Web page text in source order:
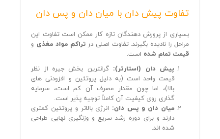
تفاوت پیش دان با میان دان و پس دان
بسیاری از پرورش‌ دهندگان تازه کار ممکن است تفاوت این
مراحل را نادیده بگیرند. تفاوت اصلی در تراکم مواد مغذی و
قیمت تمام شده است.
پیش دان (استارتر): گرانترین بخش جیره از نظر
قیمت واحد است (به دلیل پروتئین و افزودنی‌ های
بالا)، اما چون مقدار مصرف آن کم است، سرمایه‌
گذاری روی کیفیت آن کاملاً توجیه‌ پذیر است.
میان دان و پس دان: انرژی بالاتر و پروتئین کمتری
دارند و برای دوره رشد سریع و وزنگیری نهایی طراحی
شده‌ اند.